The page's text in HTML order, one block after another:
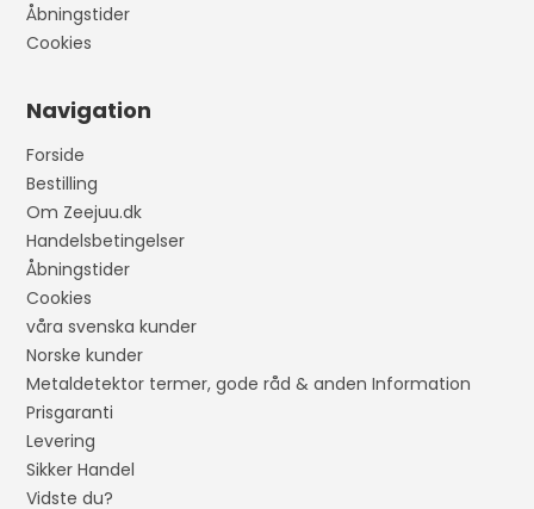
Åbningstider
Cookies
Navigation
Forside
Bestilling
Om Zeejuu.dk
Handelsbetingelser
Åbningstider
Cookies
våra svenska kunder
Norske kunder
Metaldetektor termer, gode råd & anden Information
Prisgaranti
Levering
Sikker Handel
Vidste du?